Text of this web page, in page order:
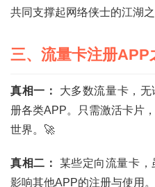
共同支撑起网络侠士的江湖之
三、流量卡注册APP
真相一：
大多数流量卡，
册各类APP。只需激活卡片
世界。🚀
真相二：
某些定向流量卡
影响其他APP的注册与使用